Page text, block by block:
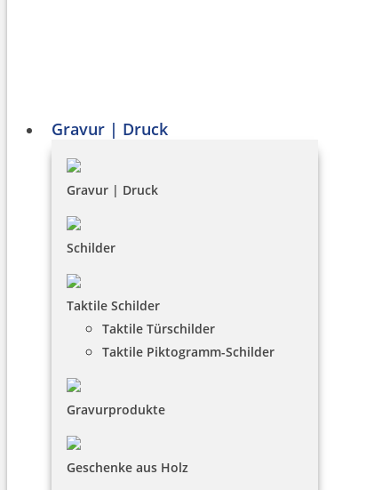
Gravur | Druck
Gravur | Druck
Schilder
Taktile Schilder
Taktile Türschilder
Taktile Piktogramm-Schilder
Gravurprodukte
Geschenke aus Holz